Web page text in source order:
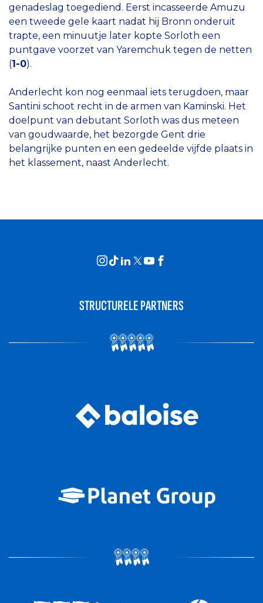
genadeslag toegediend. Eerst incasseerde Amuzu
een tweede gele kaart nadat hij Bronn onderuit
trapte, een minuutje later kopte Sorloth een
puntgave voorzet van Yaremchuk tegen de netten
(1-0).
Anderlecht kon nog eenmaal iets terugdoen, maar
Santini schoot recht in de armen van Kaminski. Het
doelpunt van debutant Sorloth was dus meteen
van goudwaarde, het bezorgde Gent drie
belangrijke punten en een gedeelde vijfde plaats in
het klassement, naast Anderlecht.
STRUCTURELE PARTNERS